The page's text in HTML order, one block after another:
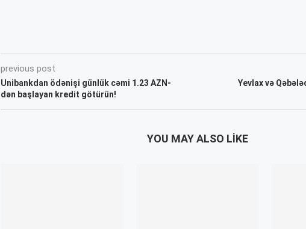
previous post
Unibankdan ödənişi günlük cəmi 1.23 AZN-
dən başlayan kredit götürün!
Yevlax və
YOU MAY ALSO LIKE